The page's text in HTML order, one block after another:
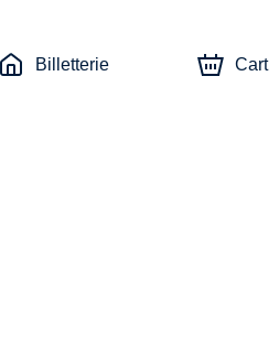
Billetterie Cart